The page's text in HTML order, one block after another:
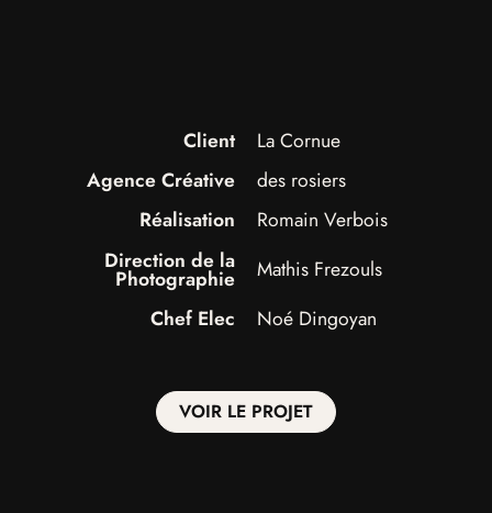
Prestations
Nous
Discutons
Client
La Cornue
Agence Créative
des rosiers
Réalisation
Romain Verbois
Direction de la
Photographie
Mathis Frezouls
Chef Elec
Noé Dingoyan
VOIR LE PROJET